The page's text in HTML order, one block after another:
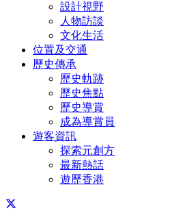
設計視野
人物訪談
文化生活
位置及交通
歷史傳承
歷史軌跡
歷史焦點
歷史導賞
成為導賞員
遊客資訊
探索元創方
最新熱話
遊歷香港